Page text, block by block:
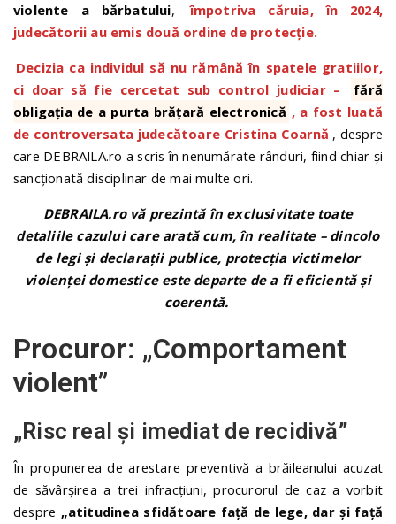
violente a bărbatului,
împotriva căruia, în 2024,
judecătorii au emis două ordine de protecție.
Decizia ca individul să nu rămână în spatele gratiilor,
ci doar să fie cercetat sub control judiciar –
fără
obligația de a purta brățară electronică , a fost luată
de controversata judecătoare Cristina Coarnă , despre
care DEBRAILA.ro a scris în nenumărate rânduri, fiind chiar și
sancționată disciplinar de mai multe ori.
DEBRAILA.ro vă prezintă în exclusivitate toate
detaliile cazului care arată cum, în realitate – dincolo
de legi și declarații publice, protecția victimelor
violenței domestice este departe de a fi eficientă și
coerentă.
Procuror: „Comportament
violent”
„Risc real și imediat de recidivă”
În propunerea de arestare preventivă a brăileanului acuzat
de săvârșirea a trei infracțiuni, procurorul de caz a vorbit
despre „atitudinea sfidătoare față de lege, dar și față